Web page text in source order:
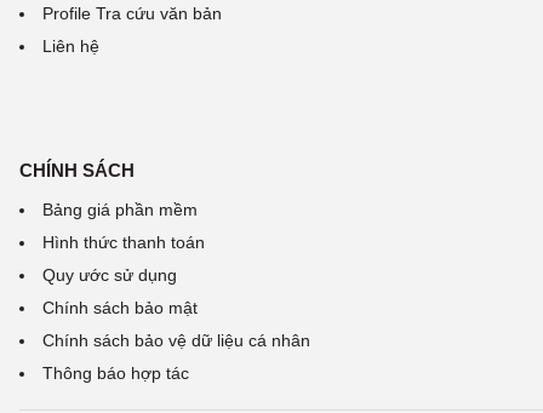
Profile Tra cứu văn bản
Liên hệ
CHÍNH SÁCH
Bảng giá phần mềm
Hình thức thanh toán
Quy ước sử dụng
Chính sách bảo mật
Chính sách bảo vệ dữ liệu cá nhân
Thông báo hợp tác